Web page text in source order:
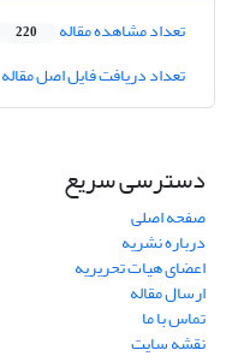
تعداد مشاهده مقاله 220
تعداد دریافت فایل اصل مقاله
دسترسی سریع
صفحه اصلی
درباره نشریه
اعضای هیات تحریریه
ارسال مقاله
تماس با ما
نقشه سایت